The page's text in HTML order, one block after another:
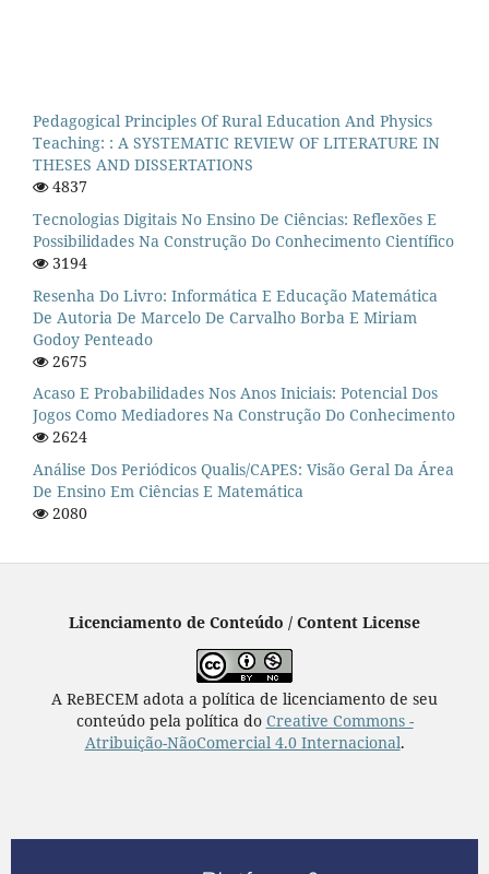
Pedagogical Principles Of Rural Education And Physics
Teaching: : A SYSTEMATIC REVIEW OF LITERATURE IN
THESES AND DISSERTATIONS
4837
Tecnologias Digitais No Ensino De Ciências: Reflexões E
Possibilidades Na Construção Do Conhecimento Científico
3194
Resenha Do Livro: Informática E Educação Matemática
De Autoria De Marcelo De Carvalho Borba E Miriam
Godoy Penteado
2675
Acaso E Probabilidades Nos Anos Iniciais: Potencial Dos
Jogos Como Mediadores Na Construção Do Conhecimento
2624
Análise Dos Periódicos Qualis/CAPES: Visão Geral Da Área
De Ensino Em Ciências E Matemática
2080
Licenciamento de Conteúdo / Content License
A ReBECEM adota a política de licenciamento de seu
conteúdo pela política do Creative Commons -
Atribuição-NãoComercial 4.0 Internacional.